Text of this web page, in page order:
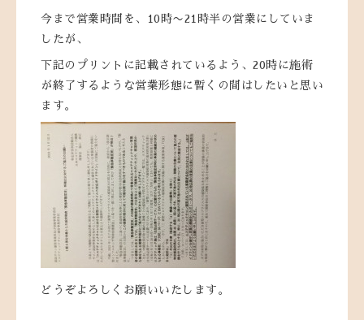
今まで営業時間を、10時〜21時半の営業にしていま
したが、
下記のプリントに記載されているよう、20時に施術
が終了するような営業形態に暫くの間はしたいと思い
ます。
どうぞよろしくお願いいたします。